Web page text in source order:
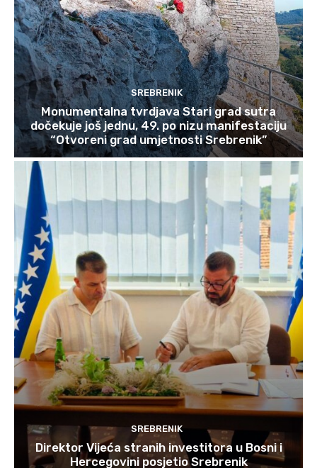
SREBRENIK
Monumentalna tvrdjava Stari grad sutra
dočekuje još jednu, 49. po nizu manifestaciju
“Otvoreni grad umjetnosti Srebrenik”
SREBRENIK
Direktor Vijeća stranih investitora u Bosni i
Hercegovini posjetio Srebrenik